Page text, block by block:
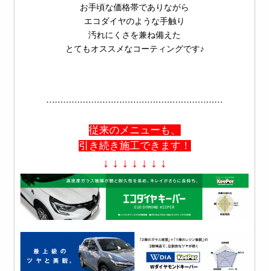
お手頃な価格帯でありながら
エコダイヤのような手触り
汚れにくさを兼ね備えた
とてもオススメなコーティングです♪
⋯⋯⋯⋯⋯⋯⋯⋯⋯⋯⋯⋯⋯⋯⋯⋯⋯⋯⋯⋯⋯
従来のメニューも、
引き続き施工できます！
↓ ↓ ↓ ↓ ↓ ↓ ↓